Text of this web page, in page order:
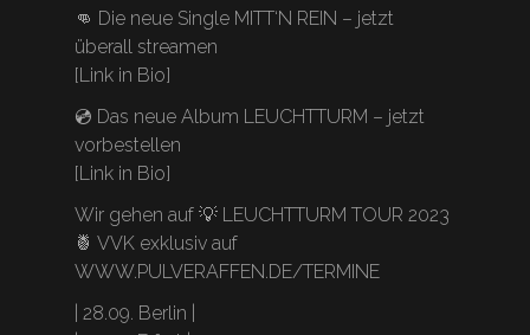
👊 Die neue Single MITT‘N REIN – jetzt
überall streamen
[Link in Bio]
💿 Das neue Album LEUCHTTURM – jetzt
vorbestellen
[Link in Bio]
Wir gehen auf 💡 LEUCHTTURM TOUR 2023
🍍 VVK exklusiv auf
WWW.PULVERAFFEN.DE/TERMINE
| 28.09. Berlin |